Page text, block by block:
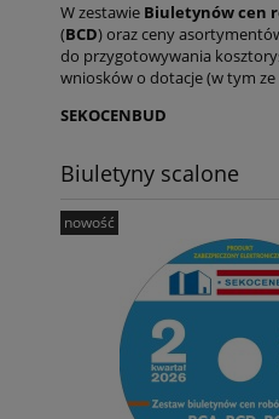
W zestawie Biuletynów cen
(BCD) oraz ceny
do przygotowywania
wniosków o dotacje (w tym
SEKOCENBUD
Biuletyny scalone
nowość